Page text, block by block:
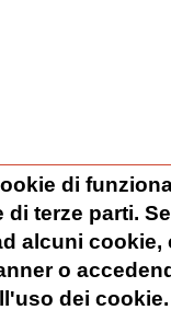
di
terze parti.
alcuni
o
dei cookie.